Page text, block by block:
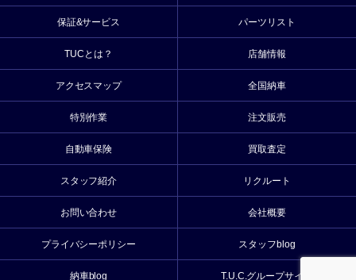
保証&サービス パーツリスト
TUCとは？ 店舗情報
アクセスマップ 全国納車
特別作業 注文販売
自動車保険 買取査定
スタッフ紹介 リクルート
お問い合わせ 会社概要
プライバシーポリシー スタッフblog
納車blog T.U.C.グループサイト